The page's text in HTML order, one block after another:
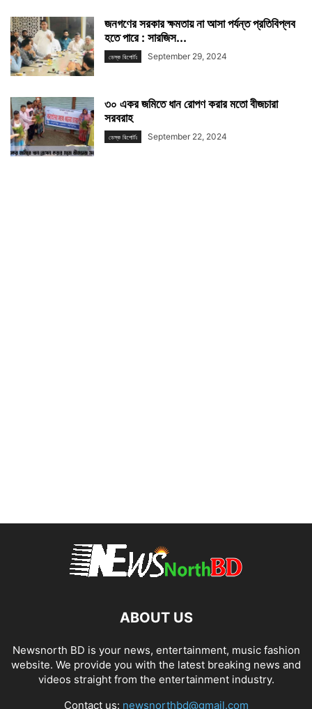
জনগণের সরকার ক্ষমতায় না আসা পর্যন্ত প্রতিবিপ্লব
হতে পারে : সারজিস...
ডেস্ক রিপোর্টঃ September 29, 2024
৩০ একর জমিতে ধান রোপণ করার মতো বীজচারা
সরবরাহ
ডেস্ক রিপোর্টঃ September 22, 2024
ABOUT US
Newsnorth BD is your news, entertainment, music fashion
website. We provide you with the latest breaking news and
videos straight from the entertainment industry.
Contact us: newsnorthbd@gmail.com